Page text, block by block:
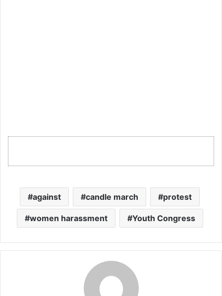
against candle march protest
women harassment Youth Congress